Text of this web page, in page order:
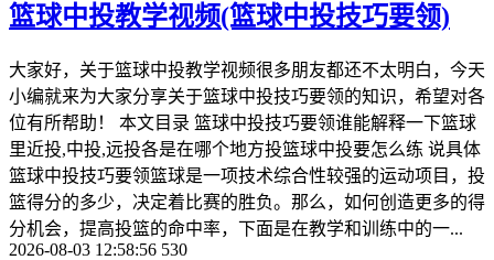
篮球中投教学视频(篮球中投技巧要领)
大家好，关于篮球中投教学视频很多朋友都还不太明白，今天
小编就来为大家分享关于篮球中投技巧要领的知识，希望对各
位有所帮助！ 本文目录 篮球中投技巧要领谁能解释一下篮球
里近投,中投,远投各是在哪个地方投篮球中投要怎么练 说具体
篮球中投技巧要领篮球是一项技术综合性较强的运动项目，投
篮得分的多少，决定着比赛的胜负。那么，如何创造更多的得
分机会，提高投篮的命中率，下面是在教学和训练中的一...
2026-08-03 12:58:56 530